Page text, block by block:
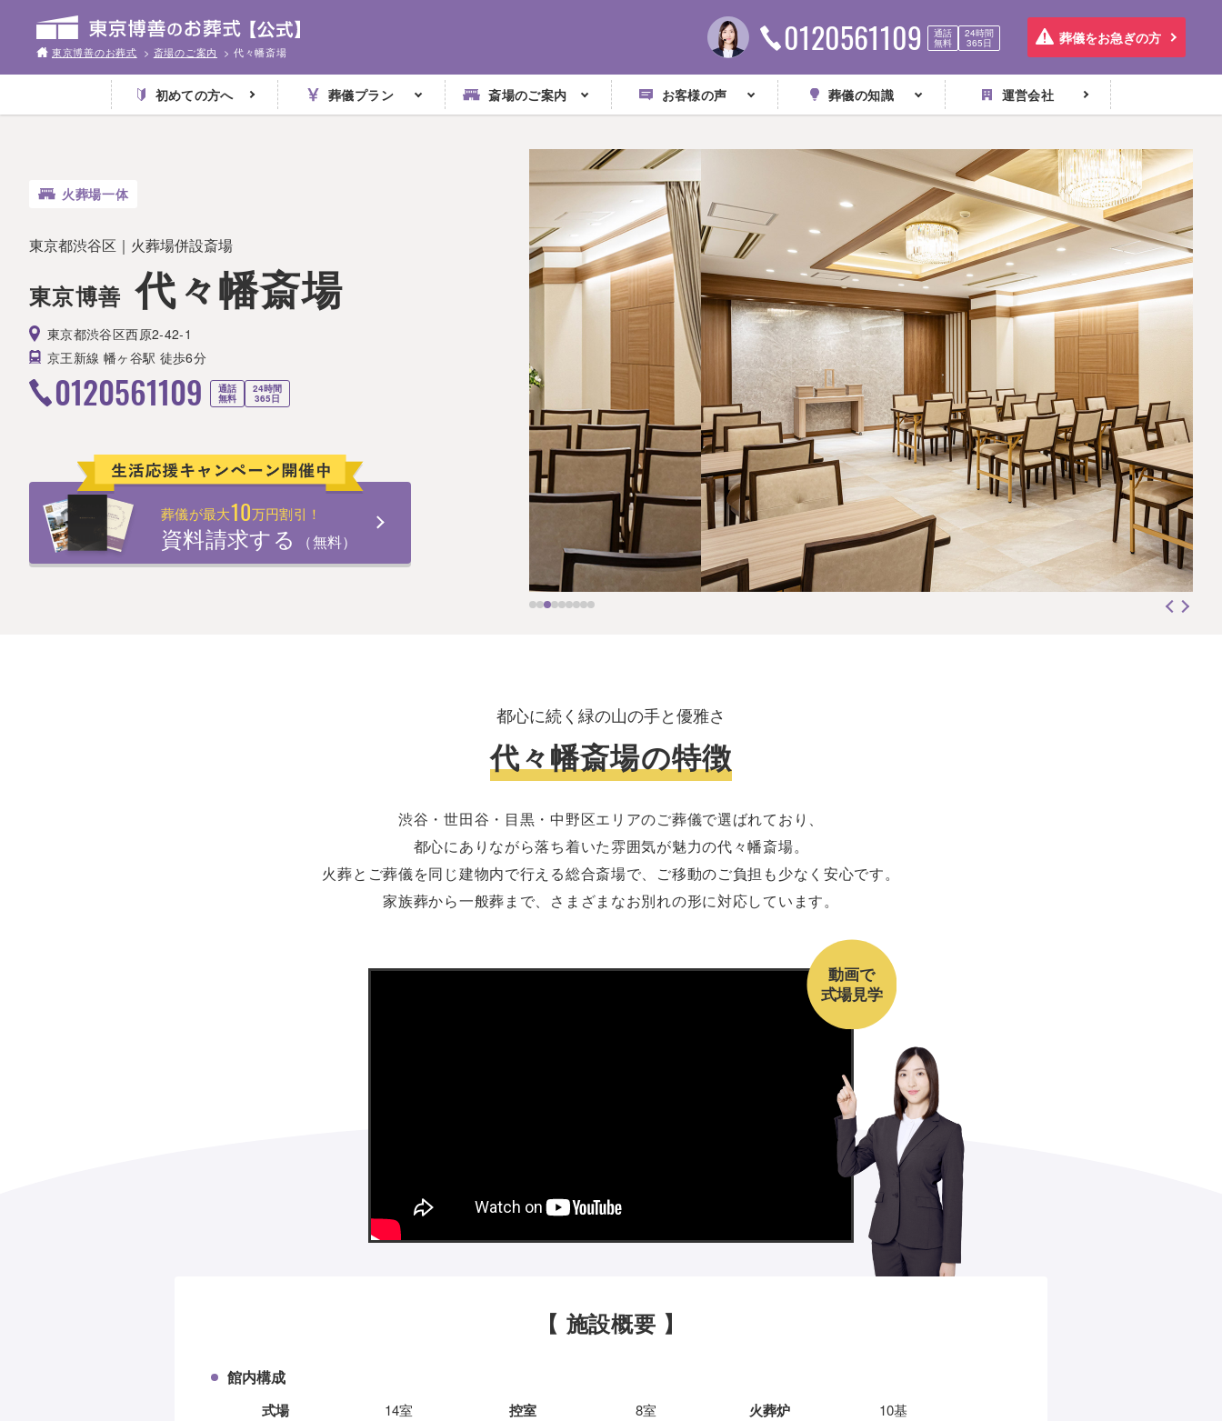
東京博善のお葬式 > 斎場のご案内 > 代々幡斎場 0120561109 通話
無料
24時間
365日 葬儀をお急ぎの方
初めての方へ 葬儀プラン 斎場のご案内 お客様の声 葬儀の知識 運営会社
火葬場一体
東京都渋谷区｜火葬場併設斎場
東京博善 代々幡斎場
東京都渋谷区西原2-42-1
京王新線 幡ヶ谷駅 徒歩6分
0120561109 通話
無料
24時間
365日
葬儀が最大10万円割引！
資料請求する （無料）
都心に続く緑の山の手と優雅さ
代々幡斎場の特徴
渋谷・世田谷・目黒・中野区エリアのご葬儀で選ばれており、
都心にありながら落ち着いた雰囲気が魅力の代々幡斎場。
火葬とご葬儀を同じ建物内で行える総合斎場で、ご移動のご負担も少なく安心です。
家族葬から一般葬まで、さまざまなお別れの形に対応しています。
動画で
式場見学
【 施設概要 】
館内構成
式場 14室 控室 8室 火葬炉 10基